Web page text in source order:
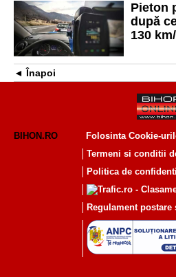
Pieton
după
130
Înapoi
BIHON.RO
Folosinta Cookie-
Termeni si conditii
Politica de
Regulament